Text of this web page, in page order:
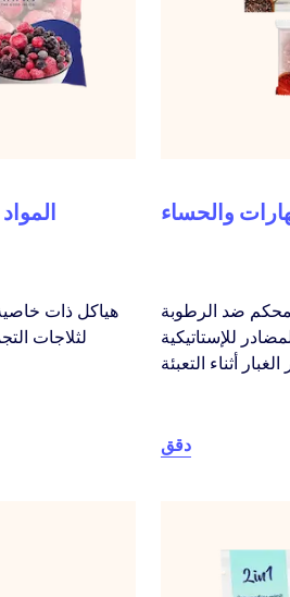
هياكل ذات
لثلاجات
والحساء
ضد الرطوبة
للإستاتيكية
دقق